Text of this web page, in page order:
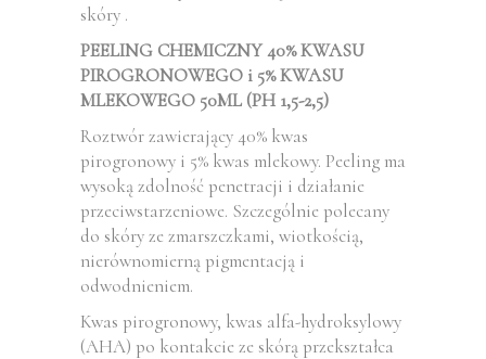
skóry .
PEELING CHEMICZNY 40% KWASU
PIROGRONOWEGO i 5% KWASU
MLEKOWEGO 50ML (PH 1,5-2,5)
Roztwór zawierający 40% kwas
pirogronowy i 5% kwas mlekowy. Peeling ma
wysoką zdolność penetracji i działanie
przeciwstarzeniowe. Szczególnie polecany
do skóry ze zmarszczkami, wiotkością,
nierównomierną pigmentacją i
odwodnieniem.
Kwas pirogronowy, kwas alfa-hydroksylowy
(AHA) po kontakcie ze skórą przekształca